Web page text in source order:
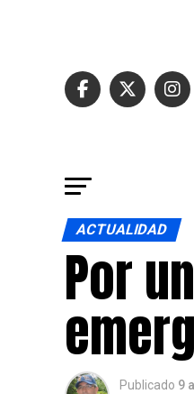
ACTUALIDAD
Por
Publicado 9